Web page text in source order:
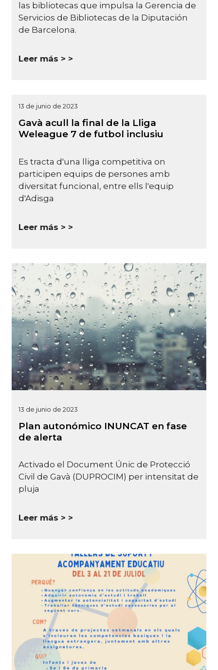
las bibliotecas que impulsa la Gerencia de
Servicios de Bibliotecas de la Diputación
de Barcelona.
Leer más >
13 de junio de 2023
Gavà acull la final de la Lliga
Weleague 7 de futbol inclusiu
Es tracta d'una lliga competitiva on
participen equips de persones amb
diversitat funcional, entre ells l'equip
d'Adisga
Leer más >
13 de junio de 2023
Plan autonómico INUNCAT en fase
de alerta
Activado el Document Únic de Protecció
Civil de Gavà (DUPROCIM) per intensitat de
pluja
Leer más >